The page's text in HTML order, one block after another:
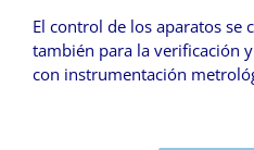
El control de los aparatos se
también para la verificación
con instrumentación